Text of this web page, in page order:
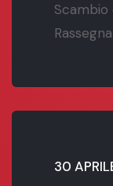
Scambio
30